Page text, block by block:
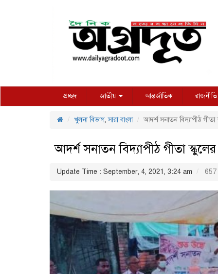
প্রচ্ছদ জাতীয় আন্তর্জাতিক রাজনীতি
খুলনা বিভাগ,সারা বাংলা আদর্শ সনাতন বিদ্যাপীঠ গীতা
আদর্শ সনাতন বিদ্যাপীঠ গীতা
Update Time : September, 4, 2021, 3:24 am 657